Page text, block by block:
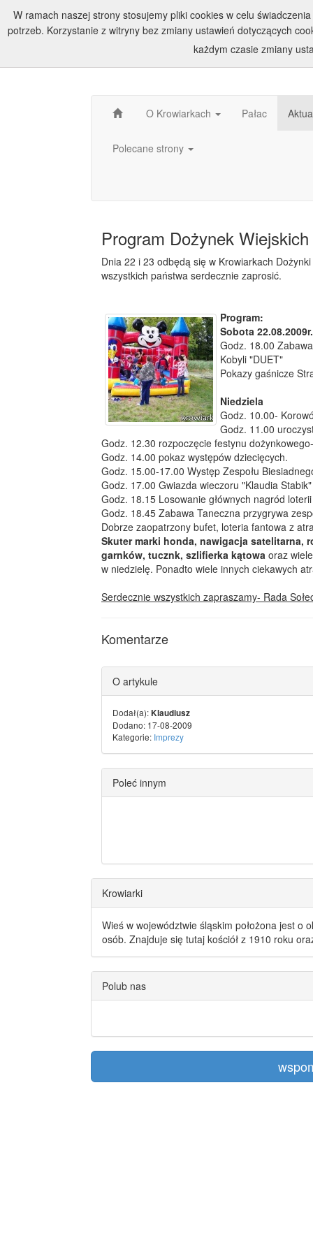
O Krowiarkach Pałac
Polecane strony
Program Dożynek
Dnia 22 i 23 odbędą się w Krowiarkach
wszystkich państwa serdecznie zaprosić.
Program:
Sobota 22.08.2009r.
Godz. 18.00
Kobyli "DUET"
Pokazy gaśnicze
Niedziela
Godz. 10.00-
Godz. 11.00
Godz. 12.30 rozpoczęcie festynu
Godz. 14.00 pokaz występów dziecięcych.
Godz. 15.00-17.00 Występ Zespołu
Godz. 17.00 Gwiazda wieczoru "Klaudia Stabik"
Godz. 18.15 Losowanie głównych nagród
Godz. 18.45 Zabawa Taneczna przygrywa
Dobrze zaopatrzony bufet, loteria fantowa z
Skuter marki honda, nawigacja satelitarna,
garnków, tucznk, szlifierka kątowa oraz
w niedzielę. Ponadto wiele innych ciekawych
Serdecznie wszystkich zapraszamy- Rada
Komentarze
O artykule
Dodał(a):Klaudiusz
Dodano: 17-08-2009
Kategorie: Imprezy
Poleć innym
Krowiarki
Wieś w województwie śląskim położona jest o
osób. Znajduje się tutaj kościół z 1910 roku
Polub nas
W ramach naszej strony stosujemy pliki cookies w celu
potrzeb. Korzystanie z witryny bez zmiany ustawień dotyczących
każdym czasie zmiany